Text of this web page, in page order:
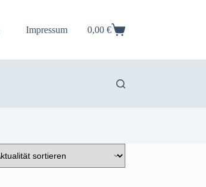
Impressum Warenkorb
0,00 €